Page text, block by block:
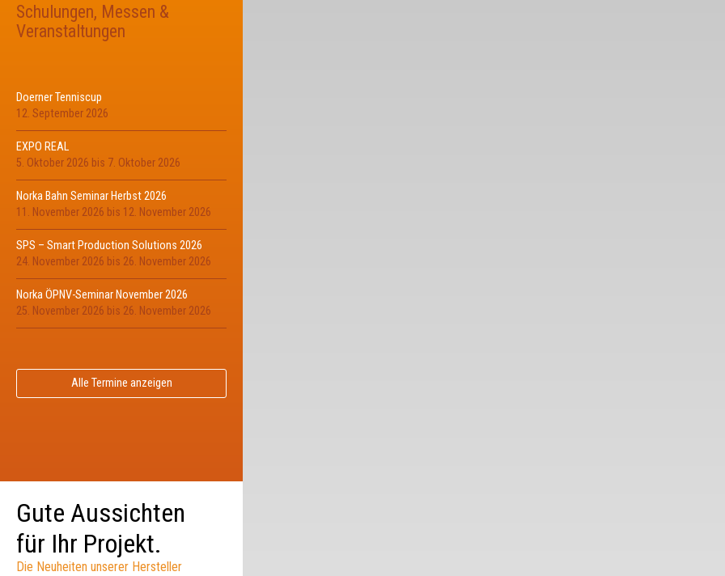
Schulungen, Messen &
Veranstaltungen
Doerner Tenniscup
12. September 2026
EXPO REAL
5. Oktober 2026 bis 7. Oktober 2026
Norka Bahn Seminar Herbst 2026
11. November 2026 bis 12. November 2026
SPS – Smart Production Solutions 2026
24. November 2026 bis 26. November 2026
Norka ÖPNV-Seminar November 2026
25. November 2026 bis 26. November 2026
Alle Termine anzeigen
Gute Aussichten
für Ihr Projekt.
Die Neuheiten unserer Hersteller